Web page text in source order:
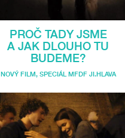
PROČ TADY JSME
A JAK DLOUHO TU
BUDEME?
NOVÝ FILM SPECIÁL MFDF JI.HLAVA